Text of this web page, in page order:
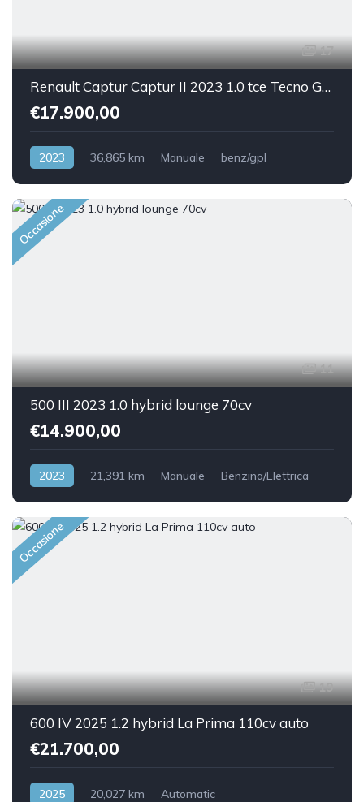
17
Renault Captur Captur II 2023 1.0 tce Tecno Gpl 100cv
€17.900,00
2023 36,865 km Manuale
benz/gpl
Occasione
11
500 III 2023 1.0 hybrid lounge 70cv
€14.900,00
2023 21,391 km Manuale
Benzina/Elettrica
Occasione
19
600 IV 2025 1.2 hybrid La Prima 110cv auto
€21.700,00
2025 20,027 km
Automatic